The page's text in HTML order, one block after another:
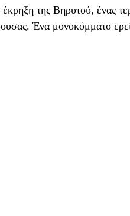
της Βηρυτού, ένας
Ένα μονοκόμματο